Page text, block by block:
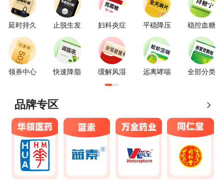
延时持久 止脱生发 妇科炎症 平稳降压 稳控血糖
领券中心 快速降脂 缓解风湿 远离哮喘 全部分类
品牌专区